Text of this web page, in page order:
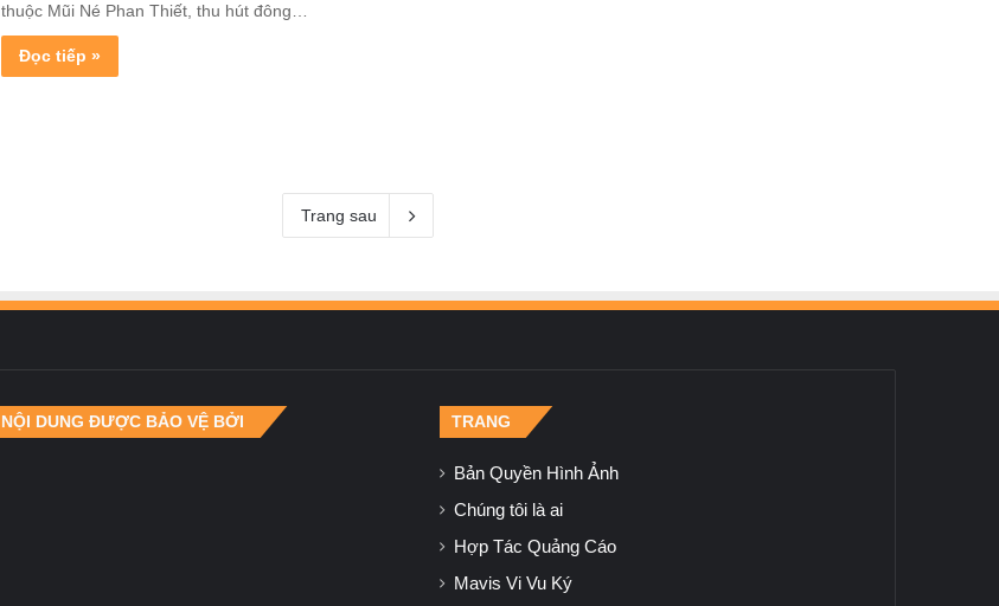
thuộc Mũi Né Phan Thiết, thu hút đông…
Đọc tiếp »
Trang sau
NỘI DUNG ĐƯỢC BẢO VỆ BỞI TRANG
Bản Quyền Hình Ảnh
Chúng tôi là ai
Hợp Tác Quảng Cáo
Mavis Vi Vu Ký